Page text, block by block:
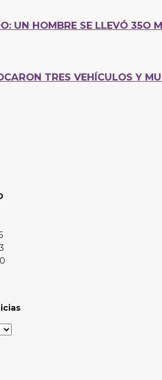
UN HOMBRE SE LLEVÓ 35O
TRES VEHÍCULOS Y